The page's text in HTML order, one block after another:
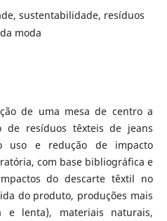
sustentabilidade, resíduos
moda
de uma mesa de centro a
de resíduos têxteis de jeans
uso e redução de impacto
com base bibliográfica e
do descarte têxtil no
do produto, produções mais
e lenta), materiais naturais,